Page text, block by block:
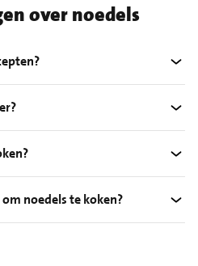
over noedels
noedels te koken?